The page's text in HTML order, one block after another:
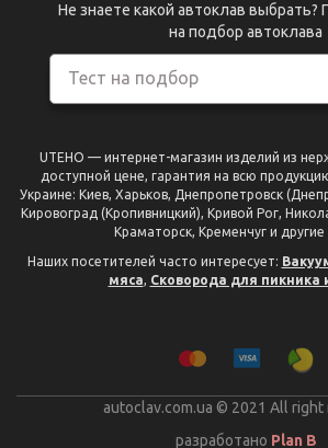
Тест на подбор
Не знаете какой автоклав выбрать?
на подбор автоклава
UTEHO — интернет-магазин изделий из
доступной цене, гарантия на всю
Украине: Киев, Харьков, Днепропетровск
Кировоград (Кропивницкий), Кривой Рог,
Краматорск, Кременчуг и
Наших посетителей часто интересует:
мяса, Сковорода для пикника
autoclav.com.ua © 2021 All right
разработано Plan B